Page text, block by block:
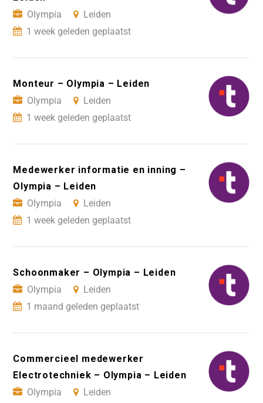
Olympia
Leiden
1 week geleden geplaatst
Monteur – Olympia – Leiden
Olympia
Leiden
1 week geleden geplaatst
Medewerker informatie en inning –
Olympia – Leiden
Olympia
Leiden
1 week geleden geplaatst
Schoonmaker – Olympia – Leiden
Olympia
Leiden
1 maand geleden geplaatst
Commercieel medewerker
Electrotechniek – Olympia – Leiden
Olympia
Leiden